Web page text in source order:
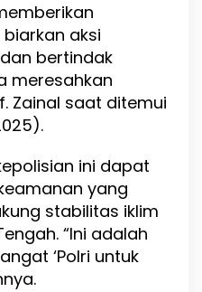
s
y
r
a
k
a
t
aksi
bertindak
meresahkan
Zainal saat ditemui
ini dapat
yang
stabilitas iklim
“Ini adalah
‘Polri untuk